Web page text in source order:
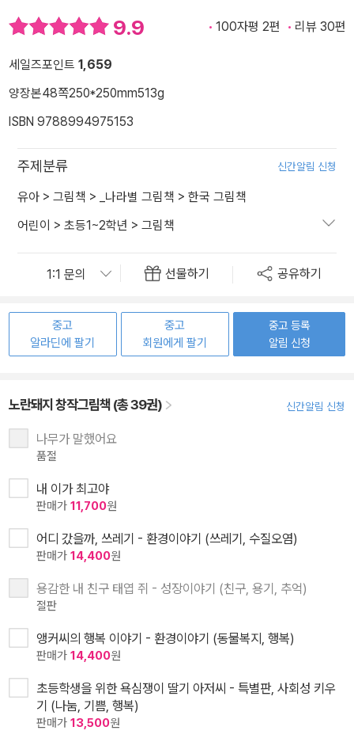
9.9 100자평 2편 리뷰 30편
세일즈포인트 1,659
양장본48쪽250*250mm513g
ISBN 9788994975153
주제분류 신간알림 신청
유아 > 그림책 > _나라별 그림책 > 한국 그림책
어린이 > 초등1~2학년 > 그림책
선물하기 공유하기
중고
알라딘에 팔기
중고
회원에게 팔기
중고 등록
알림 신청
노란돼지 창작그림책 (총 39권) 신간알림 신청
나무가 말했어요
품절
내 이가 최고야
판매가 11,700원
어디 갔을까, 쓰레기 - 환경이야기 (쓰레기, 수질오염)
판매가 14,400원
용감한 내 친구 태엽 쥐 - 성장이야기 (친구, 용기, 추억)
절판
앵커씨의 행복 이야기 - 환경이야기 (동물복지, 행복)
판매가 14,400원
초등학생을 위한 욕심쟁이 딸기 아저씨 - 특별판, 사회성 키우
기 (나눔, 기쁨, 행복)
판매가 13,500원